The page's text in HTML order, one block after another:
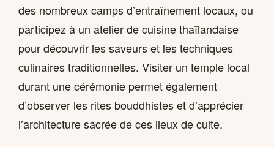
des nombreux camps d’entraînement locaux, ou
participez à un atelier de cuisine thaïlandaise
pour découvrir les saveurs et les techniques
culinaires traditionnelles. Visiter un temple local
durant une cérémonie permet également
d’observer les rites bouddhistes et d’apprécier
l’architecture sacrée de ces lieux de culte.